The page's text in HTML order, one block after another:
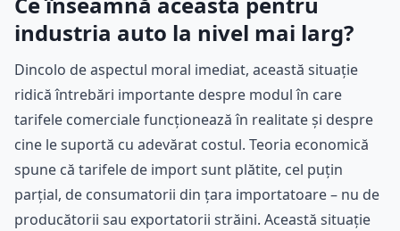
industria auto la nivel mai larg?
Dincolo de aspectul moral imediat, această situație
ridică întrebări importante despre modul în care
tarifele comerciale funcționează în realitate și despre
cine le suportă cu adevărat costul. Teoria economică
spune că tarifele de import sunt plătite, cel puțin
parțial, de consumatorii din țara importatoare – nu de
producătorii sau exportatorii străini. Această situație